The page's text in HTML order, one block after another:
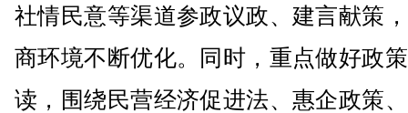
社情民意等渠道参政议政、建言献策
商环境不断优化。同时，重点做好政
读，围绕民营经济促进法、惠企政策